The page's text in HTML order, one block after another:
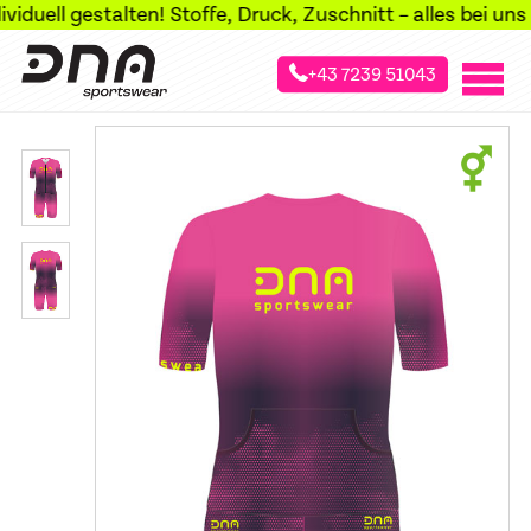
gestalten! Stoffe, Druck, Zuschnitt – alles bei uns
+43 7239 51043
»